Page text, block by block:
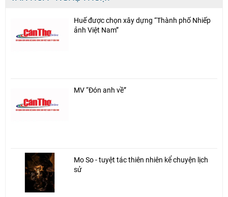
Huế được chọn xây dựng “Thành phố Nhiếp
ảnh Việt Nam”
MV “Đón anh về”
Mo So - tuyệt tác thiên nhiên kể chuyện lịch
sử